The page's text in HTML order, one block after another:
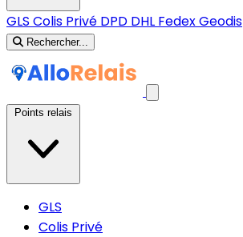
GLS Colis Privé DPD DHL FedexGeodis
Rechercher...
GLS
Colis Privé